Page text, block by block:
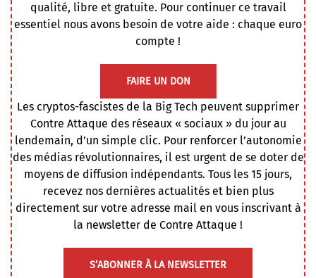
qualité, libre et gratuite. Pour continuer ce travail
essentiel nous avons besoin de votre aide : chaque euro
compte !
FAIRE UN DON
Les cryptos-fascistes de la Big Tech peuvent supprimer
Contre Attaque des réseaux « sociaux » du jour au
lendemain, d’un simple clic. Pour renforcer l’autonomie
des médias révolutionnaires, il est urgent de se doter de
moyens de diffusion indépendants. Tous les 15 jours,
recevez nos dernières actualités et bien plus
directement sur votre adresse mail en vous inscrivant à
la newsletter de Contre Attaque !
S’ABONNER À LA NEWSLETTER